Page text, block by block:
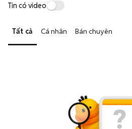
Tin có video
Tất cả Cá nhân Bán chuyên